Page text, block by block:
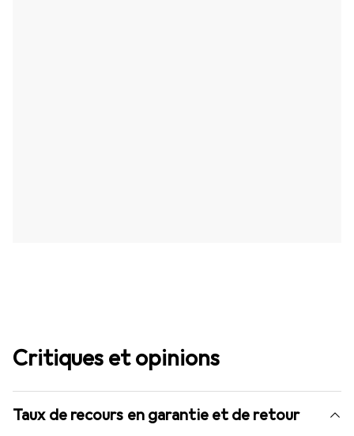
Critiques et opinions
Taux de recours en garantie et de retour